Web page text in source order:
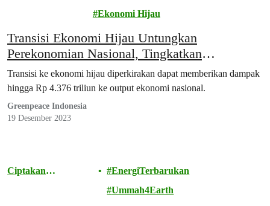
Ekonomi Hijau
Transisi Ekonomi Hijau Untungkan
Perekonomian Nasional, Tingkatkan
Kesejahteraan Masyarakat
Transisi ke ekonomi hijau diperkirakan dapat memberikan dampak
hingga Rp 4.376 triliun ke output ekonomi nasional.
Greenpeace Indonesia
19 Desember 2023
Ciptakan
EnergiTerbarukan
Ummah4Earth